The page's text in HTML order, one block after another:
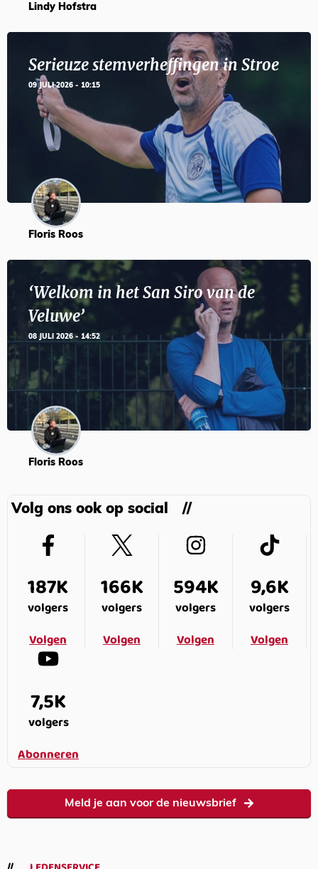
Lindy Hofstra
Serieuze stemverheffingen in Stroe
09 JULI 2026 - 10:15
Floris Roos
‘Welkom in het San Siro van de
Veluwe’
08 JULI 2026 - 14:52
Floris Roos
Volg ons ook op social
187K
volgers
Volgen
166K
volgers
Volgen
594K
volgers
Volgen
9,6K
volgers
Volgen
7,5K
volgers
Abonneren
Meld je aan voor de nieuwsbrief